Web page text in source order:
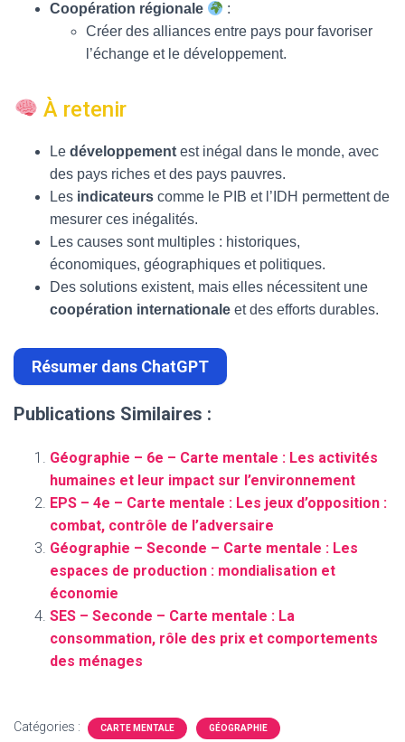
Coopération régionale
:
Créer des alliances entre pays pour favoriser
l’échange et le développement.
À retenir
Le développement est inégal dans le monde, avec
des pays riches et des pays pauvres.
Les indicateurs comme le PIB et l’IDH permettent de
mesurer ces inégalités.
Les causes sont multiples : historiques,
économiques, géographiques et politiques.
Des solutions existent, mais elles nécessitent une
coopération internationale et des efforts durables.
Résumer dans ChatGPT
Publications Similaires :
Géographie – 6e – Carte mentale : Les activités
humaines et leur impact sur l’environnement
EPS – 4e – Carte mentale : Les jeux d’opposition :
combat, contrôle de l’adversaire
Géographie – Seconde – Carte mentale : Les
espaces de production : mondialisation et
économie
SES – Seconde – Carte mentale : La
consommation, rôle des prix et comportements
des ménages
Catégories : CARTE MENTALE GÉOGRAPHIE